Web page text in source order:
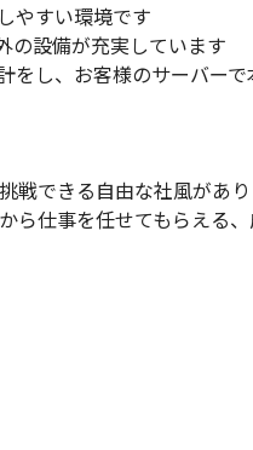
やすい環境です
の設備が充実しています
をし、お客様のサーバー
戦できる自由な社風があ
ら仕事を任せてもらえる